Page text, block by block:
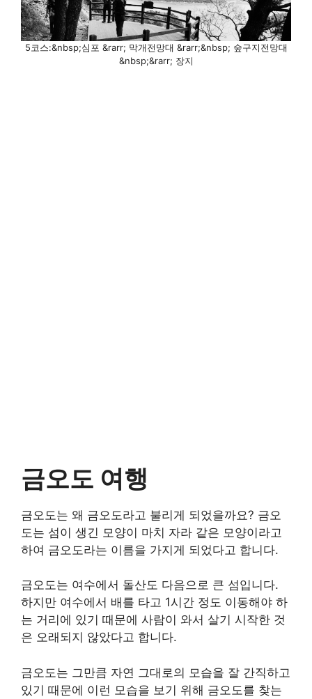
5코스:&nbsp;심포 &rarr; 막개전망대 &rarr;&nbsp; 숲구지전망대
&nbsp;&rarr; 장지
금오도 여행
금오도는 왜 금오도라고 불리게 되었을까요? 금오
도는 섬이 생긴 모양이 마치 자라 같은 모양이라고
하여 금오도라는 이름을 가지게 되었다고 합니다.
금오도는 여수에서 돌산도 다음으로 큰 섬입니다.
하지만 여수에서 배를 타고 1시간 정도 이동해야 하
는 거리에 있기 때문에 사람이 와서 살기 시작한 것
은 오래되지 않았다고 합니다.
금오도는 그만큼 자연 그대로의 모습을 잘 간직하고
있기 때문에 이런 모습을 보기 위해 금오도를 찾는